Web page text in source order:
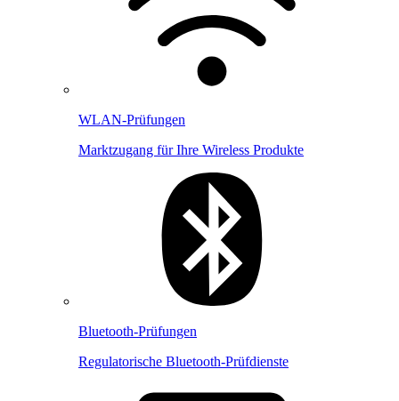
WLAN-Prüfungen
Marktzugang für Ihre Wireless Produkte
Bluetooth-Prüfungen
Regulatorische Bluetooth-Prüfdienste